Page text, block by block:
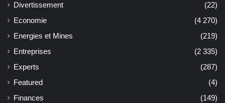
Divertissement
(22)
Economie
(4 270)
Energies et Mines
(219)
Entreprises
(2 335)
Experts
(287)
Featured
(4)
Finances
(149)